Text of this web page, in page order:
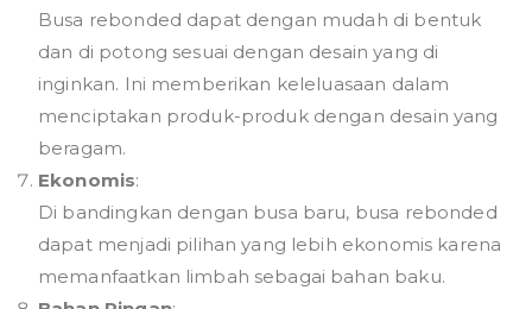
Busa rebonded dapat dengan mudah di bentuk
dan di potong sesuai dengan desain yang di
inginkan. Ini memberikan keleluasaan dalam
menciptakan produk-produk dengan desain yang
beragam.
Ekonomis:
Di bandingkan dengan busa baru, busa rebonded
dapat menjadi pilihan yang lebih ekonomis karena
memanfaatkan limbah sebagai bahan baku.